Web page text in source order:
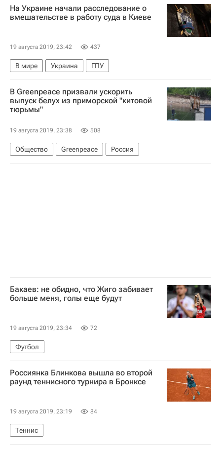
На Украине начали расследование о
вмешательстве в работу суда в Киеве
19 августа 2019, 23:42 437
В мире Украина ГПУ
В Greenpeace призвали ускорить
выпуск белух из приморской "китовой
тюрьмы"
19 августа 2019, 23:38 508
Общество Greenpeace Россия
Бакаев: не обидно, что Жиго забивает
больше меня, голы еще будут
19 августа 2019, 23:34 72
Футбол
Россиянка Блинкова вышла во второй
раунд теннисного турнира в Бронксе
19 августа 2019, 23:19 84
Теннис